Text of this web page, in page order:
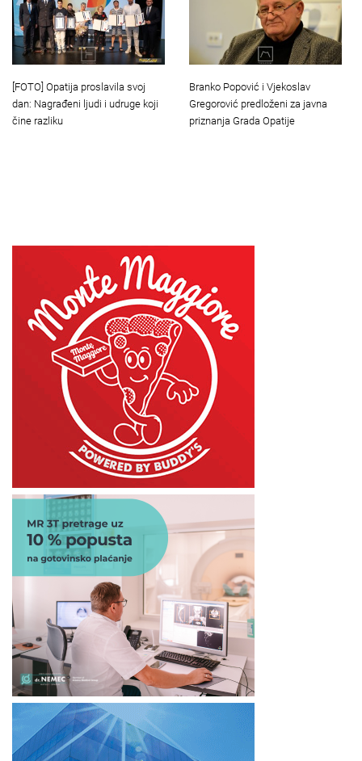
[FOTO] Opatija proslavila svoj
dan: Nagrađeni ljudi i udruge koji
čine razliku
Branko Popović i Vjekoslav
Gregorović predloženi za javna
priznanja Grada Opatije